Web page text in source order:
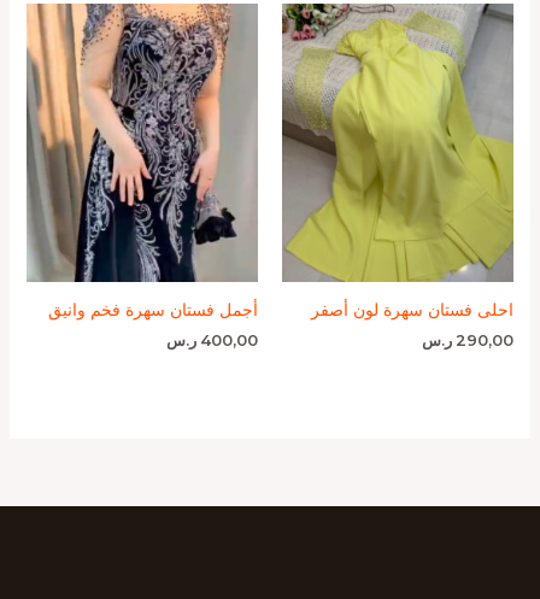
احلى فستان سهرة لون أصفر
290,00 ر.س
أجمل فستان سهرة فخم وانيق
400,00 ر.س